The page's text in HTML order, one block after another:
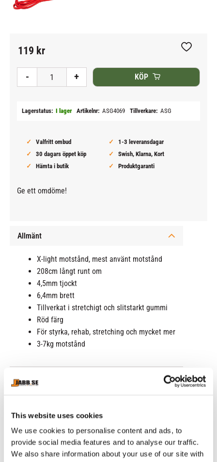
This website uses cookies
We use cookies to personalise content and ads, to
provide social media features and to analyse our traffic.
We also share information about your use of our site with
119 kr
+
- KÖP
Lägg till
Lagerstatus I lager Artikelnr ASG4069 Tillverkare ASG
Valfritt ombud
1-3 leveransdagar
30 dagars öppet köp
Swish, Klarna, Kort
Hämta i butik
Produktgaranti
Ge ett omdöme!
Allmänt
X-light motstånd, mest använt motstånd
208cm långt runt om
4,5mm tjockt
6,4mm brett
Tillverkat i stretchigt och slitstarkt gummi
Röd färg
För styrka, rehab, stretching och mycket mer
3-7kg motstånd